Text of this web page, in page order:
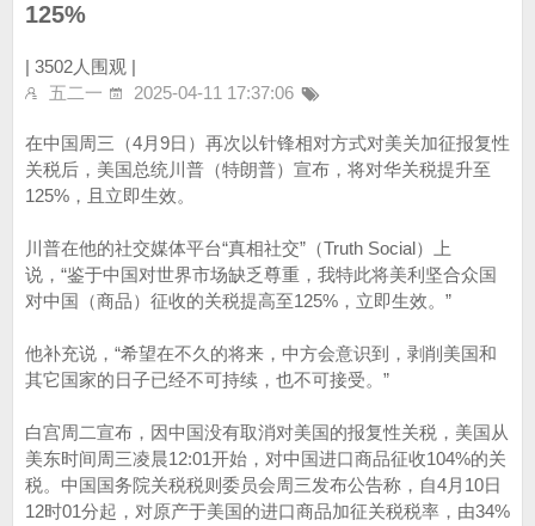
125%
| 3502人围观 |
五二一
2025-04-11 17:37:06
在中国周三（4月9日）再次以针锋相对方式对美关加征报复性
关税后，美国总统川普（特朗普）宣布，将对华关税提升至
125%，且立即生效。
川普在他的社交媒体平台“真相社交”（Truth Social）上
说，“鉴于中国对世界市场缺乏尊重，我特此将美利坚合众国
对中国（商品）征收的关税提高至125%，立即生效。”
他补充说，“希望在不久的将来，中方会意识到，剥削美国和
其它国家的日子已经不可持续，也不可接受。”
白宫周二宣布，因中国没有取消对美国的报复性关税，美国从
美东时间周三凌晨12:01开始，对中国进口商品征收104%的关
税。中国国务院关税税则委员会周三发布公告称，自4月10日
12时01分起，对原产于美国的进口商品加征关税税率，由34%